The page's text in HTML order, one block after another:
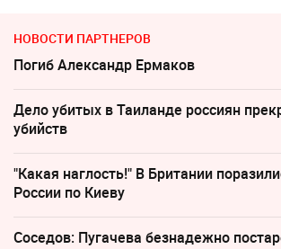
НОВОСТИ ПАРТНЕРОВ
Погиб Александр Ермаков
Дело убитых в Таиланде россиян
убийств
"Какая наглость!" В Британии
России по Киеву
Соседов: Пугачева безнадежно